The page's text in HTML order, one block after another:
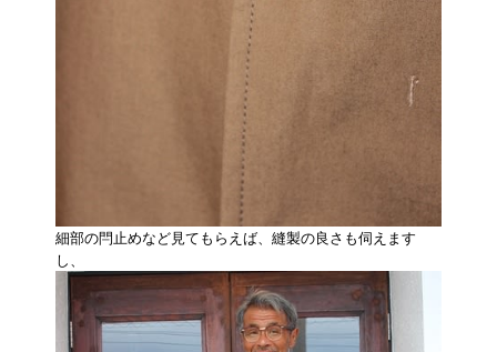
細部の閂止めなど見てもらえば、縫製の良さも伺えます
し、